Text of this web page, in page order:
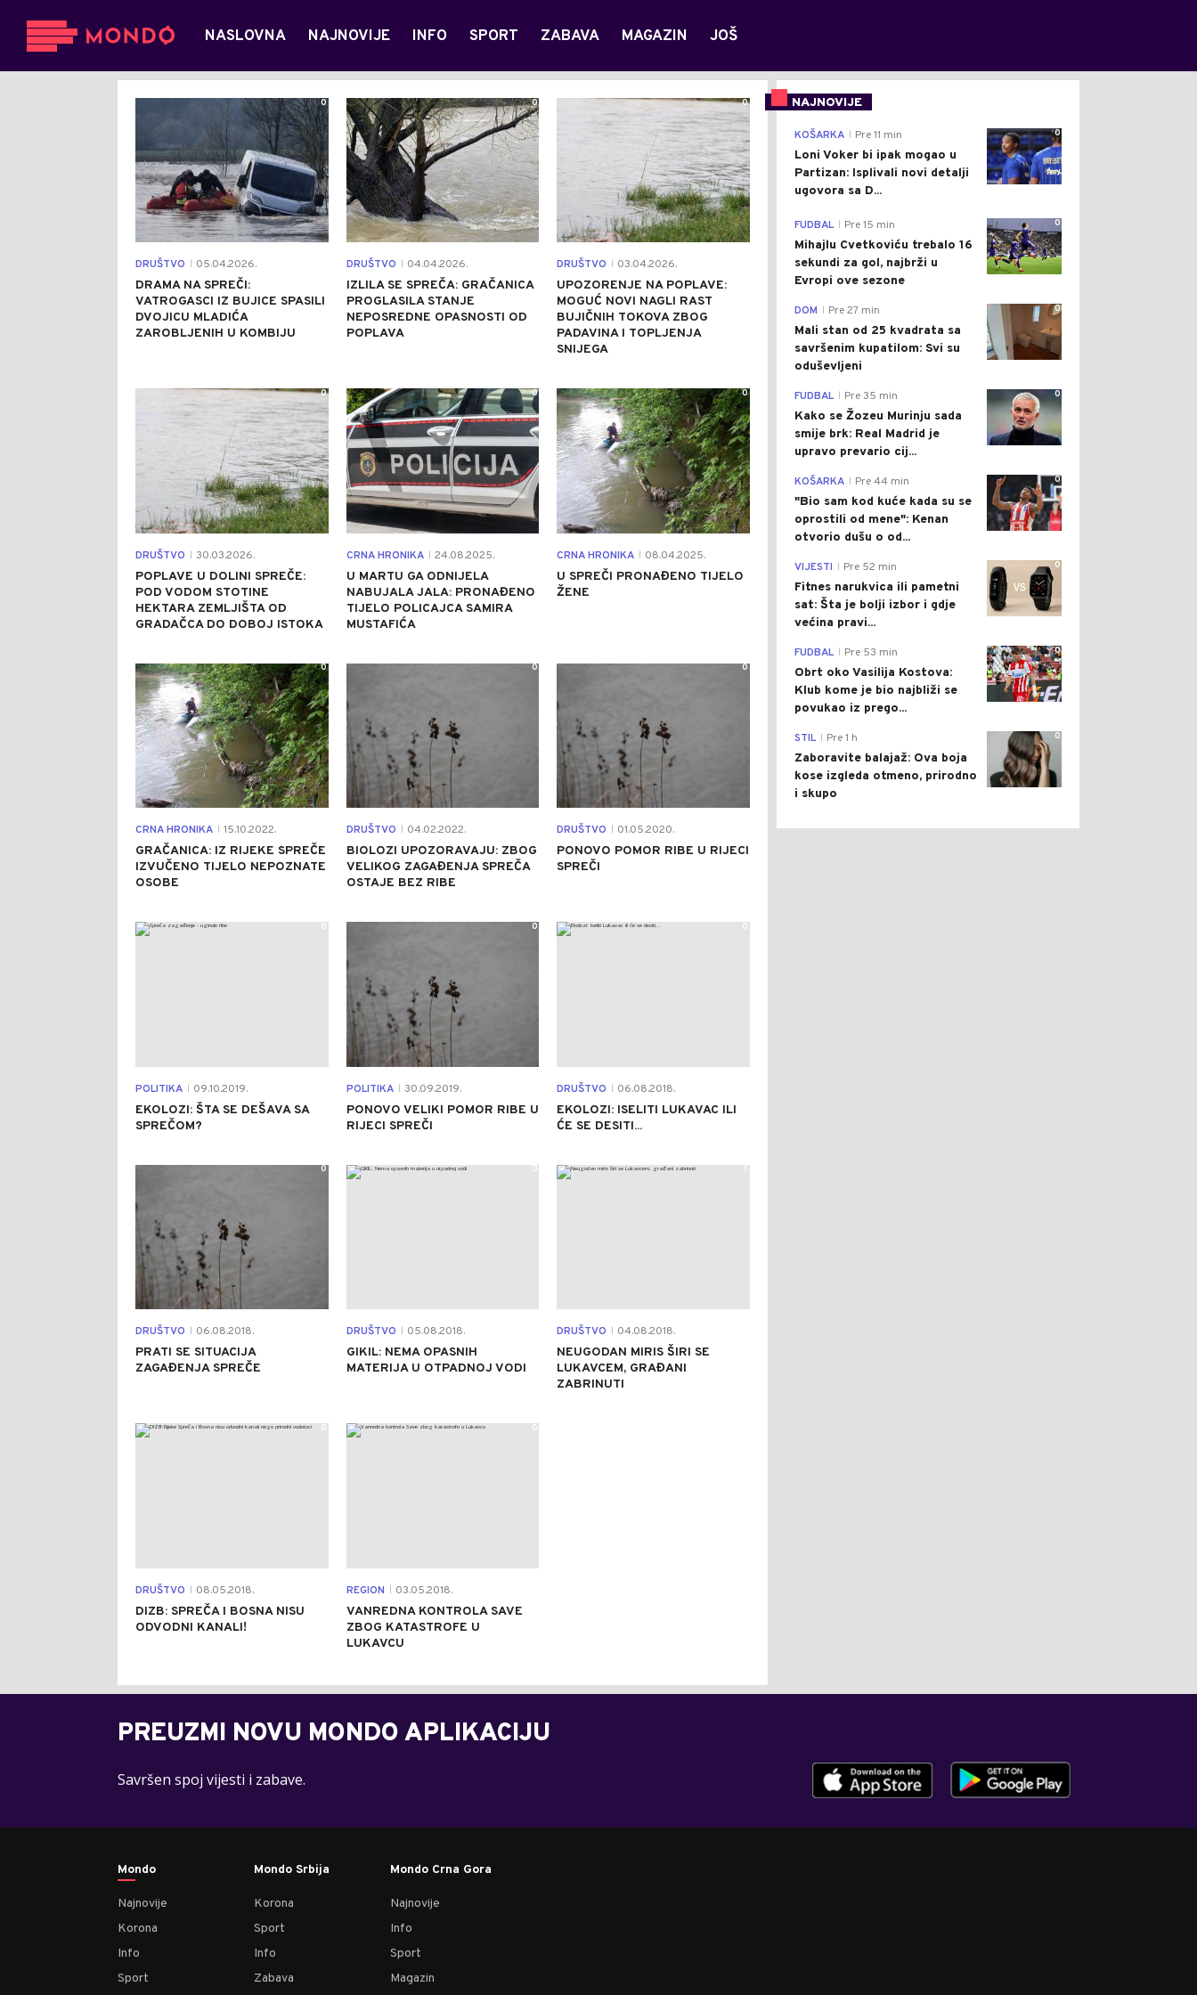
NASLOVNA NAJNOVIJE INFO SPORT ZABAVA MAGAZIN JOŠ
DRUŠTVO 05.04.2026.
DRAMA NA SPREČI:
VATROGASCI IZ BUJICE SPASILI
DVOJICU MLADIĆA
ZAROBLJENIH U KOMBIJU
0
DRUŠTVO 04.04.2026.
IZLILA SE SPREČA: GRAČANICA
PROGLASILA STANJE
NEPOSREDNE OPASNOSTI OD
POPLAVA
0
DRUŠTVO 03.04.2026.
UPOZORENJE NA POPLAVE:
MOGUĆ NOVI NAGLI RAST
BUJIČNIH TOKOVA ZBOG
PADAVINA I TOPLJENJA
SNIJEGA
0
DRUŠTVO 30.03.2026.
POPLAVE U DOLINI SPREČE:
POD VODOM STOTINE
HEKTARA ZEMLJIŠTA OD
GRADAČCA DO DOBOJ ISTOKA
0
CRNA HRONIKA 24.08.2025.
U MARTU GA ODNIJELA
NABUJALA JALA: PRONAĐENO
TIJELO POLICAJCA SAMIRA
MUSTAFIĆA
0
CRNA HRONIKA 08.04.2025.
U SPREČI PRONAĐENO TIJELO
ŽENE
0
CRNA HRONIKA 15.10.2022.
GRAČANICA: IZ RIJEKE SPREČE
IZVUČENO TIJELO NEPOZNATE
OSOBE
0
DRUŠTVO 04.02.2022.
BIOLOZI UPOZORAVAJU: ZBOG
VELIKOG ZAGAĐENJA SPREČA
OSTAJE BEZ RIBE
0
DRUŠTVO 01.05.2020.
PONOVO POMOR RIBE U RIJECI
SPREČI
0
POLITIKA 09.10.2019.
EKOLOZI: ŠTA SE DEŠAVA SA
SPREČOM?
0
POLITIKA 30.09.2019.
PONOVO VELIKI POMOR RIBE U
RIJECI SPREČI
0
DRUŠTVO 06.08.2018.
EKOLOZI: ISELITI LUKAVAC ILI
ĆE SE DESITI...
0
DRUŠTVO 06.08.2018.
PRATI SE SITUACIJA
ZAGAĐENJA SPREČE
0
DRUŠTVO 05.08.2018.
GIKIL: NEMA OPASNIH
MATERIJA U OTPADNOJ VODI
0
DRUŠTVO 04.08.2018.
NEUGODAN MIRIS ŠIRI SE
LUKAVCEM, GRAĐANI
ZABRINUTI
1
DRUŠTVO 08.05.2018.
DIZB: SPREČA I BOSNA NISU
ODVODNI KANALI!
0
REGION 03.05.2018.
VANREDNA KONTROLA SAVE
ZBOG KATASTROFE U
LUKAVCU
0
NAJNOVIJE
0
KOŠARKA Pre 11 min
Loni Voker bi ipak mogao u
Partizan: Isplivali novi detalji
ugovora sa D...
0
FUDBAL Pre 15 min
Mihajlu Cvetkoviću trebalo 16
sekundi za gol, najbrži u
Evropi ove sezone
0
DOM Pre 27 min
Mali stan od 25 kvadrata sa
savršenim kupatilom: Svi su
oduševljeni
0
FUDBAL Pre 35 min
Kako se Žozeu Murinju sada
smije brk: Real Madrid je
upravo prevario cij...
0
KOŠARKA Pre 44 min
"Bio sam kod kuće kada su se
oprostili od mene": Kenan
otvorio dušu o od...
0
VIJESTI Pre 52 min
Fitnes narukvica ili pametni
sat: Šta je bolji izbor i gdje
većina pravi...
0
FUDBAL Pre 53 min
Obrt oko Vasilija Kostova:
Klub kome je bio najbliži se
povukao iz prego...
0
STIL Pre 1 h
Zaboravite balajaž: Ova boja
kose izgleda otmeno, prirodno
i skupo
PREUZMI NOVU MONDO APLIKACIJU
Savršen spoj vijesti i zabave.
Mondo
Najnovije
Korona
Info
Sport
Mondo Srbija
Korona
Sport
Info
Zabava
Mondo Crna Gora
Najnovije
Info
Sport
Magazin